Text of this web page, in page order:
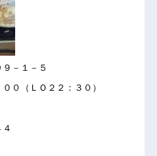
－１－５
０（ＬＯ２２：３０）